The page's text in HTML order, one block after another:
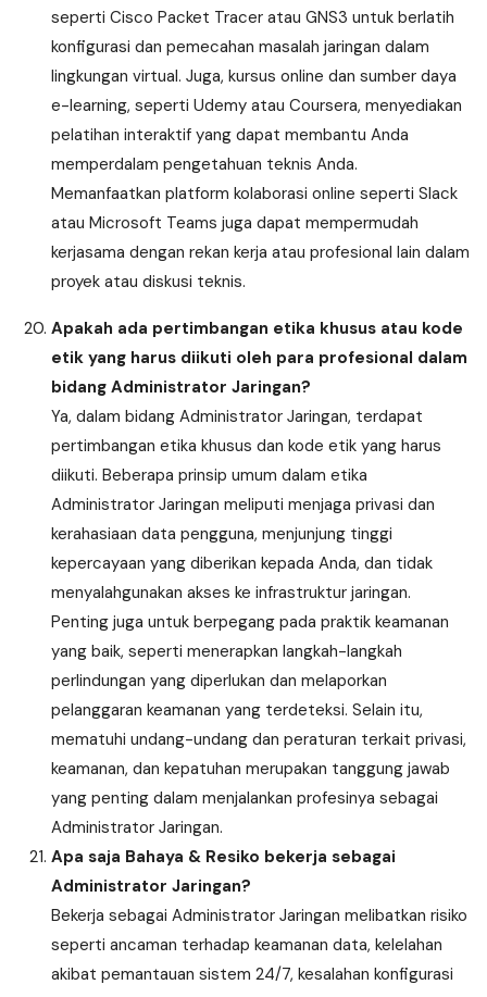
seperti Cisco Packet Tracer atau GNS3 untuk berlatih
konfigurasi dan pemecahan masalah jaringan dalam
lingkungan virtual. Juga, kursus online dan sumber daya
e-learning, seperti Udemy atau Coursera, menyediakan
pelatihan interaktif yang dapat membantu Anda
memperdalam pengetahuan teknis Anda.
Memanfaatkan platform kolaborasi online seperti Slack
atau Microsoft Teams juga dapat mempermudah
kerjasama dengan rekan kerja atau profesional lain dalam
proyek atau diskusi teknis.
Apakah ada pertimbangan etika khusus atau kode
etik yang harus diikuti oleh para profesional dalam
bidang Administrator Jaringan?
Ya, dalam bidang Administrator Jaringan, terdapat
pertimbangan etika khusus dan kode etik yang harus
diikuti. Beberapa prinsip umum dalam etika
Administrator Jaringan meliputi menjaga privasi dan
kerahasiaan data pengguna, menjunjung tinggi
kepercayaan yang diberikan kepada Anda, dan tidak
menyalahgunakan akses ke infrastruktur jaringan.
Penting juga untuk berpegang pada praktik keamanan
yang baik, seperti menerapkan langkah-langkah
perlindungan yang diperlukan dan melaporkan
pelanggaran keamanan yang terdeteksi. Selain itu,
mematuhi undang-undang dan peraturan terkait privasi,
keamanan, dan kepatuhan merupakan tanggung jawab
yang penting dalam menjalankan profesinya sebagai
Administrator Jaringan.
Apa saja Bahaya & Resiko bekerja sebagai
Administrator Jaringan?
Bekerja sebagai Administrator Jaringan melibatkan risiko
seperti ancaman terhadap keamanan data, kelelahan
akibat pemantauan sistem 24/7, kesalahan konfigurasi